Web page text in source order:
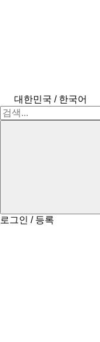
대한민국 / 한국어
로그인 / 등록